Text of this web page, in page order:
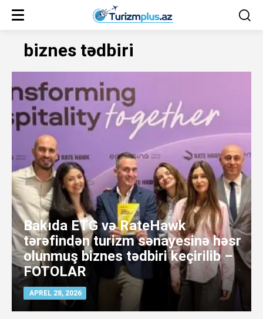
biznes tədbiri
Bakıda ETG və RateHawk
tərəfindən turizm sənayesinə həsr
olunmuş biznes tədbiri keçirilib –
FOTOLAR
APREL 28, 2026